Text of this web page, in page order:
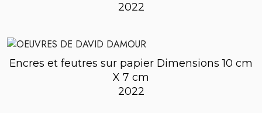
2022
Encres et feutres sur papier Dimensions 10 cm
X 7 cm
2022